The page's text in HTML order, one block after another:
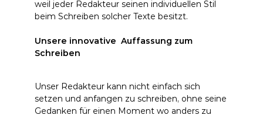
weil jeder Redakteur seinen individuellen Stil
beim Schreiben solcher Texte besitzt.
Unsere innovative Auffassung zum
Schreiben
Unser Redakteur kann nicht einfach sich
setzen und anfangen zu schreiben, ohne seine
Gedanken für einen Moment wo anders zu